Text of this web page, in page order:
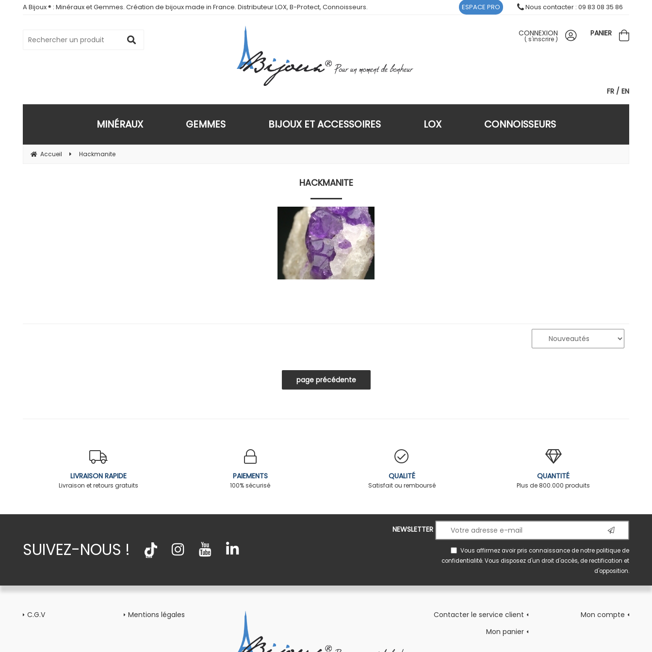
A Bijoux ® : Minéraux et Gemmes. Création de bijoux made in France. Distributeur LOX, B-Protect, Connoisseurs.
FR EN
CONNEXION
( s'inscrire )
PANIER
MINÉRAUX GEMMES BIJOUX ET ACCESSOIRES LOX CONNOISSEURS
Accueil Hackmanite
HACKMANITE
ESPACE PRO Nous contacter : 09 83 08 35 86
LIVRAISON RAPIDE
Livraison et retours gratuits
PAIEMENTS
100% sécurisé
QUALITÉ
Satisfait ou remboursé
QUANTITÉ
Plus de 800.000 produits
SUIVEZ-NOUS !
NEWSLETTER
Vous affirmez avoir pris connaissance de notrepolitique de
confidentialité. Vous disposez d'un droit d'accès, de rectification et
d'opposition.
C.G.V Mentions légales Contacter le service client
Mon compte
Mon panier